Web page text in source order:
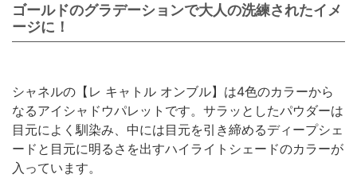
ゴールドのグラデーションで大人の洗練されたイメ
ージに！
シャネルの【レ キャトル オンブル】は4色のカラーから
なるアイシャドウパレットです。サラッとしたパウダーは
目元によく馴染み、中には目元を引き締めるディープシェ
ードと目元に明るさを出すハイライトシェードのカラーが
入っています。